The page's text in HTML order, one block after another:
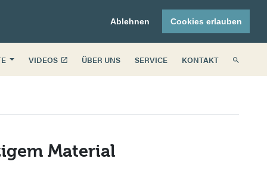
Ablehnen Cookies erlauben
VIDEOS ÜBER UNS SERVICE KONTAKT
Material